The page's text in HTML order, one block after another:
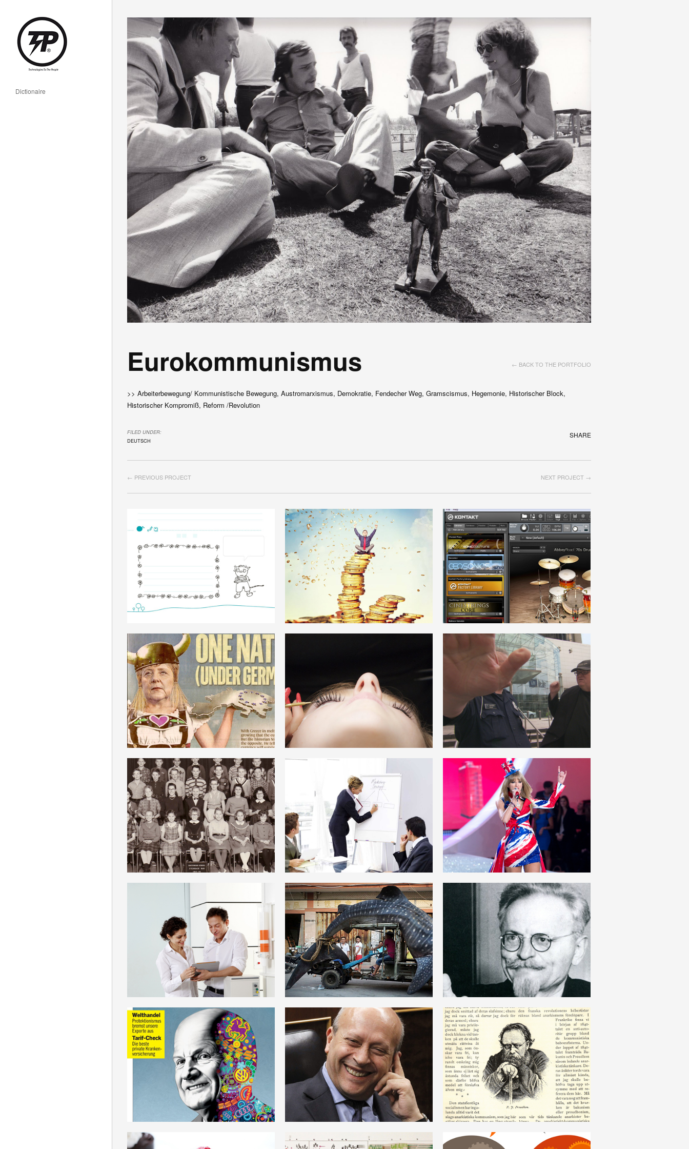
Dictionaire
Eurokommunismus ← BACK TO THE PORTFOLIO
>> Arbeiterbewegung/ Kommunistische Bewegung, Austromarxismus, Demokratie, Fendecher Weg, Gramscismus, Hegemonie, Historischer Block,
Historischer Kompromiß, Reform /Revolution
SHARE
FILED UNDER:
DEUTSCH
NEXT PROJECT →
← PREVIOUS PROJECT
NICHTENTSPRECHUNG
MATERIALISMUS_DIALEKTISCHER
MATERIALISMUS
DEUTSCH
PRODUKTIONSMITTEL
HEGEMONIE
DEUTSCH
PERMANENTE REVOLUTION
DEUTSCH
VERELENDUNG_PAUPERISMUS
DEUTSCH
KLASSENKOLLABORATION
DEUTSCH
PLANUNG
DEUTSCH
VERNÜNFTIG_WIRKLICH
DEUTSCH
PRAXIS_PRAXEN
DEUTSCH
KRITIK DER POLITISCHEN
ÖKONOMIE
DEUTSCH
TROTZKISMUS
DEUTSCH
GELDKAPITAL_KAPITAL
DEUTSCH
WERT
DEUTSCH
PROUDHONISMUS
DEUTSCH